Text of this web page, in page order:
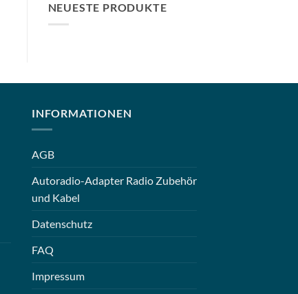
NEUESTE PRODUKTE
INFORMATIONEN
AGB
Autoradio-Adapter Radio Zubehör
und Kabel
Datenschutz
FAQ
Impressum